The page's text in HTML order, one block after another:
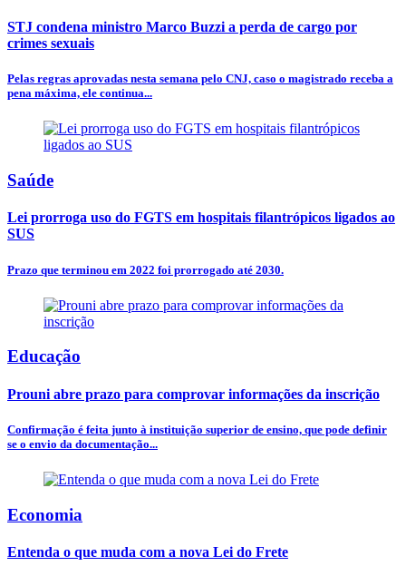
STJ condena ministro Marco Buzzi a perda de cargo por
crimes sexuais
Pelas regras aprovadas nesta semana pelo CNJ, caso o magistrado receba a
pena máxima, ele continua...
Saúde
Lei prorroga uso do FGTS em hospitais filantrópicos ligados ao
SUS
Prazo que terminou em 2022 foi prorrogado até 2030.
Educação
Prouni abre prazo para comprovar informações da inscrição
Confirmação é feita junto à instituição superior de ensino, que pode definir
se o envio da documentação...
Economia
Entenda o que muda com a nova Lei do Frete